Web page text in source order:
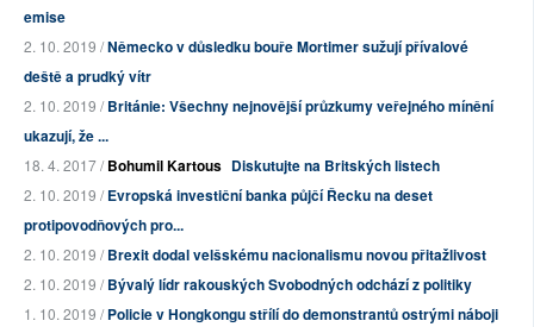
emise
2. 10. 2019 /Německo v důsledku bouře Mortimer sužují přívalové
deště a prudký vítr
2. 10. 2019 /Británie: Všechny nejnovější průzkumy veřejného mínění
ukazují, že ...
18. 4. 2017 /Bohumil Kartous Diskutujte na Britských listech
2. 10. 2019 /Evropská investiční banka půjčí Řecku na deset
protipovodňových pro...
2. 10. 2019 /Brexit dodal velšskému nacionalismu novou přitažlivost
2. 10. 2019 /Bývalý lídr rakouských Svobodných odchází z politiky
1. 10. 2019 /Policie v Hongkongu střílí do demonstrantů ostrými náboji